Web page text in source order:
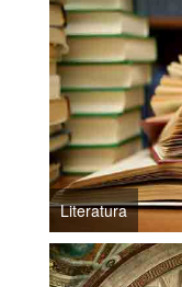
Literatura